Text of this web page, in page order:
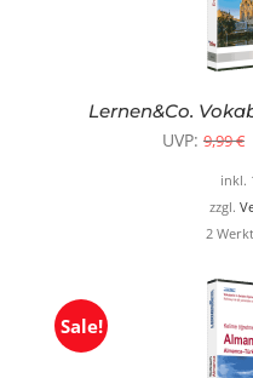
Lernen&Co.
UVP: 9,99€
inkl.
zzgl.
2
Sale!